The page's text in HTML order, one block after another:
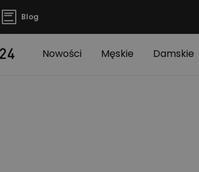
Blog
Nowości Męskie Damskie